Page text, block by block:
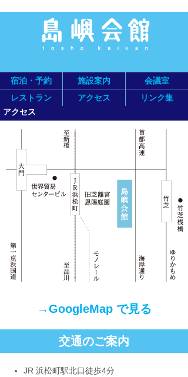
宿泊・予約 施設案内
会議室
レストラン
アクセス
リンク集
アクセス
→GoogleMap で見る
交通のご案内
JR 浜松町駅北口徒歩4分